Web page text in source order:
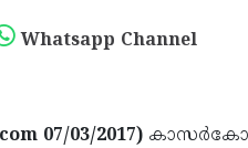
Whatsapp Channel
07/03/2017)